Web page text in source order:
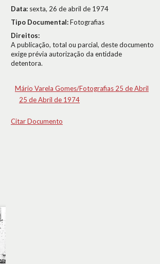
Data: sexta, 26 de abril de 1974
Tipo Documental:Fotografias
Direitos:
A publicação, total ou parcial, deste documento
exige prévia autorização da entidade
detentora.
Mário Varela Gomes/Fotografias 25 de Abril
25 de Abril de 1974
Citar Documento